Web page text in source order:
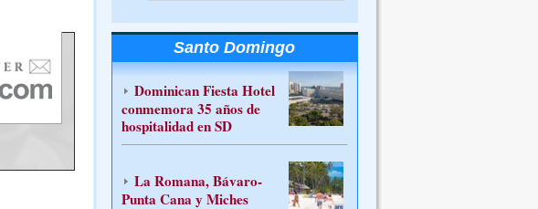
Santo Domingo
Dominican Fiesta Hotel
conmemora 35 años de
hospitalidad en SD
La Romana, Bávaro-
Punta Cana y Miches